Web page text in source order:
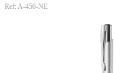
Ref: A-450-NE